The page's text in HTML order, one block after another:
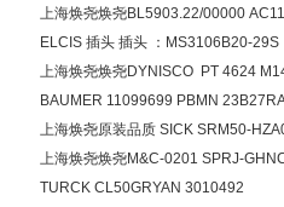
上海焕尧焕尧BL5903.22/00000
ELCIS 插头 插头 ：MS3106B20-29S
上海焕尧焕尧DYNISCO PT 4624
BAUMER 11099699 PBMN
上海焕尧原装品质 SICK SRM50-
上海焕尧焕尧M&C-0201 SPRJ-
TURCK CL50GRYAN 3010492